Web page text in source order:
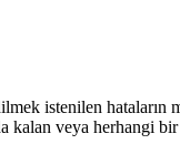
istenilen hataların
kalan veya herhangi